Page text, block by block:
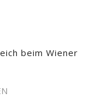
beim Wiener